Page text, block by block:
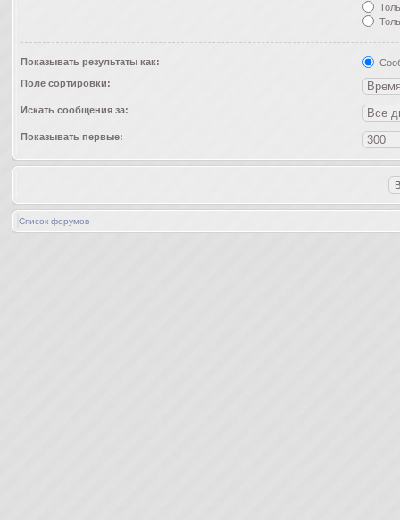
Показывать результаты как:
Поле сортировки:
Искать сообщения за:
Показывать первые:
Список форумов